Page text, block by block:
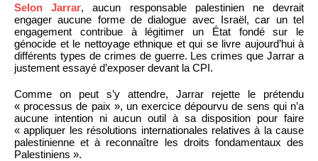
Selon Jarrar, aucun responsable palestinien ne devrait
engager aucune forme de dialogue avec Israël, car un tel
engagement contribue à légitimer un État fondé sur le
génocide et le nettoyage ethnique et qui se livre aujourd’hui à
différents types de crimes de guerre. Les crimes que Jarrar a
justement essayé d’exposer devant la CPI.
Comme on peut s’y attendre, Jarrar rejette le prétendu
« processus de paix », un exercice dépourvu de sens qui n’a
aucune intention ni aucun outil à sa disposition pour faire
« appliquer les résolutions internationales relatives à la cause
palestinienne et à reconnaître les droits fondamentaux des
Palestiniens ».